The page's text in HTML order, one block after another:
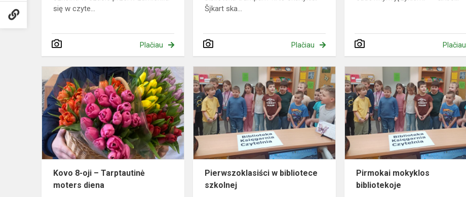
się w czyte...
Plačiau
Šįkart ska...
Plačiau Plačiau
Kovo
oji
–
Tarptautinė
moters
diena
Kovo 8-oji – Tarptautinė
moters diena
Pierwszoklasiści
w
bibliotece
szkolnej
Pierwszoklasiści w bibliotece
szkolnej
Pirmokai mokyklos
bibliotekoje